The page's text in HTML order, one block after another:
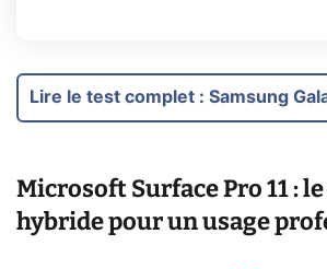
Lire le test complet : Samsung
Microsoft Surface Pro 11 :
hybride pour un usage